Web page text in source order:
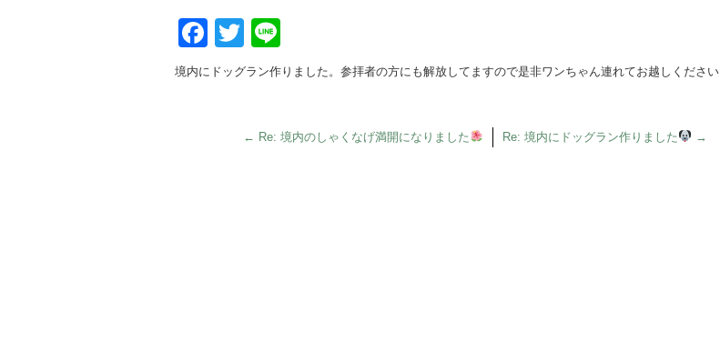
Facebook
Twitter
境内にドッグラン作りました。参拝者の方にも解放してますので是非ワンちゃん連れてお越しください
← Re: 境内のしゃくなげ満開になりました Re: 境内にドッグラン作りました →